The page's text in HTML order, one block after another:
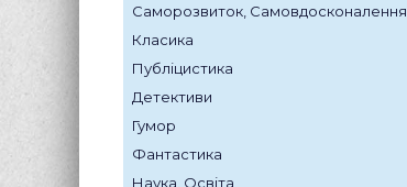
Саморозвиток, Самовдосконалення
Класика
Публіцистика
Детективи
Гумор
Фантастика
Наука, Освіта